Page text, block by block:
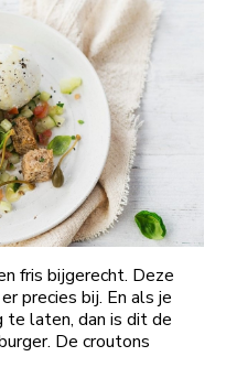
fris bijgerecht. Deze
precies bij. En als je
laten, dan is dit de
De croutons